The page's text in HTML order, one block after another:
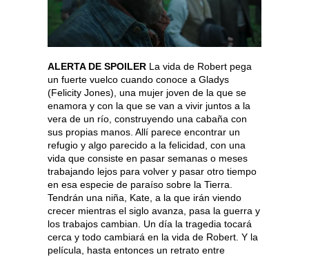
ALERTA DE SPOILER La vida de Robert pega
un fuerte vuelco cuando conoce a Gladys
(Felicity Jones), una mujer joven de la que se
enamora y con la que se van a vivir juntos a la
vera de un río, construyendo una cabaña con
sus propias manos. Allí parece encontrar un
refugio y algo parecido a la felicidad, con una
vida que consiste en pasar semanas o meses
trabajando lejos para volver y pasar otro tiempo
en esa especie de paraíso sobre la Tierra.
Tendrán una niña, Kate, a la que irán viendo
crecer mientras el siglo avanza, pasa la guerra y
los trabajos cambian. Un día la tragedia tocará
cerca y todo cambiará en la vida de Robert. Y la
película, hasta entonces un retrato entre